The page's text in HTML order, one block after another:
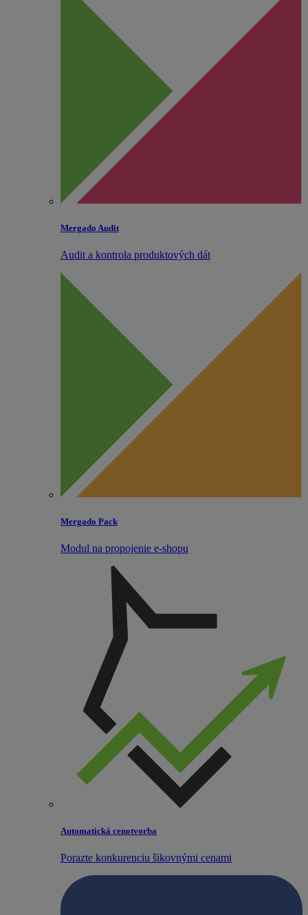
Mergado Audit
Audit a kontrola produktových dát
Mergado Pack
Modul na propojenie e‑shopu
Automatická cenotvorba
Porazte konkurenciu šikovnými cenami